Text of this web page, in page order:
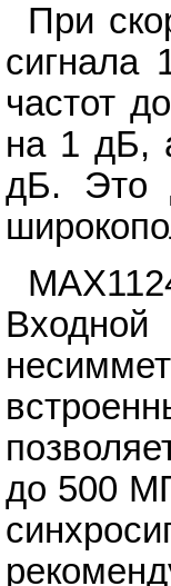
При
сигнала
частот
на 1 дБ,
дБ. Это
до 500